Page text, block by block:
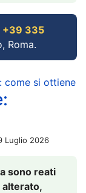
+39 335
Roma.
come si ottiene
Luglio 2026
sono reati
alterato,